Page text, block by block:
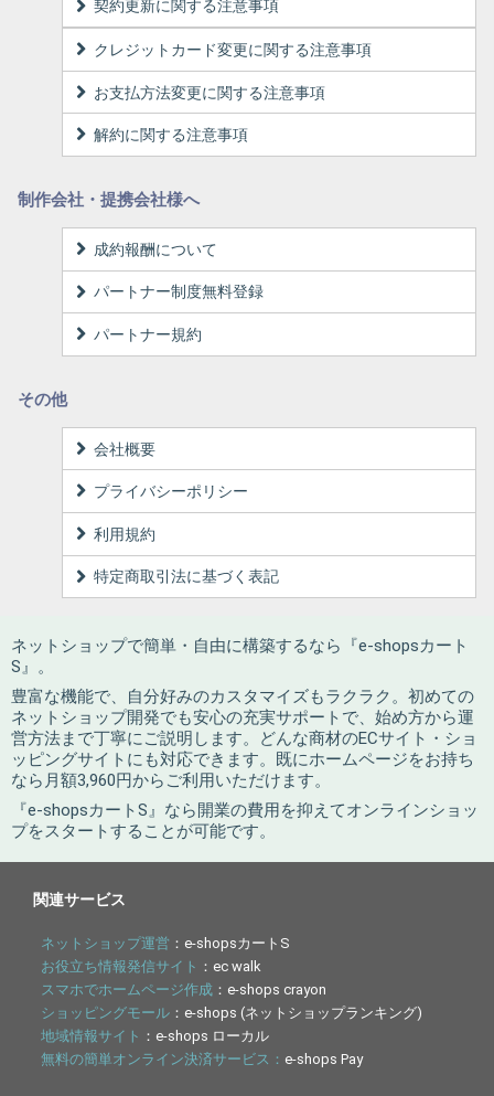
契約更新に関する注意事項
クレジットカード変更に関する注意事項
お支払方法変更に関する注意事項
解約に関する注意事項
制作会社・提携会社様へ
成約報酬について
パートナー制度無料登録
パートナー規約
その他
会社概要
プライバシーポリシー
利用規約
特定商取引法に基づく表記
ネットショップで簡単・自由に構築するなら『e-shopsカート
S』。
豊富な機能で、自分好みのカスタマイズもラクラク。初めての
ネットショップ開発でも安心の充実サポートで、始め方から運
営方法まで丁寧にご説明します。どんな商材のECサイト・ショ
ッピングサイトにも対応できます。既にホームページをお持ち
なら月額3,960円からご利用いただけます。
『e-shopsカートS』なら開業の費用を抑えてオンラインショッ
プをスタートすることが可能です。
関連サービス
ネットショップ運営 ：e-shopsカートS
お役立ち情報発信サイト ：ec walk
スマホでホームページ作成 ：e-shops crayon
ショッピングモール ：e-shops (ネットショップランキング)
地域情報サイト ：e-shops ローカル
無料の簡単オンライン決済サービス：e-shops Pay